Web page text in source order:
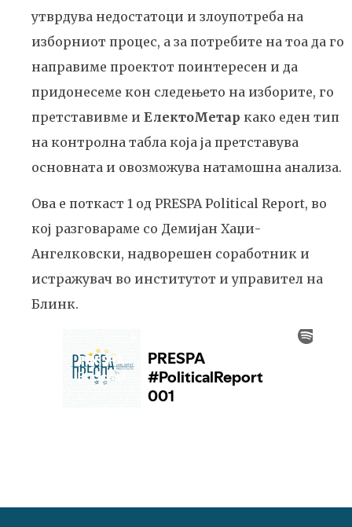
утврдува недостатоци и злоупотреба на
изборниот процес, а за потребите на тоа да го
направиме проектот поинтересен и да
придонесеме кон следењето на изборите, го
претставивме и ЕлектоМетар како еден тип
на контролна табла која ја претставува
основната и овозможува натамошна анализа.
Ова е поткаст 1 од PRESPA Political Report, во
кој разговараме со Демијан Хаџи-
Ангелковски, надворешен соработник и
истражувач во институтот и управител на
Блинк.